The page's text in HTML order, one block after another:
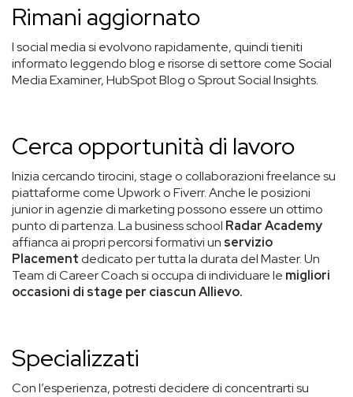
Rimani aggiornato
I social media si evolvono rapidamente, quindi tieniti
informato leggendo blog e risorse di settore come Social
Media Examiner, HubSpot Blog o Sprout Social Insights.
Cerca opportunità di lavoro
Inizia cercando tirocini, stage o collaborazioni freelance su
piattaforme come Upwork o Fiverr. Anche le posizioni
junior in agenzie di marketing possono essere un ottimo
punto di partenza. La business school Radar Academy
affianca ai propri percorsi formativi un servizio
Placement dedicato per tutta la durata del Master. Un
Team di Career Coach si occupa diindividuare le migliori
occasioni di stage per ciascun Allievo.
Specializzati
Con l’esperienza, potresti decidere di concentrarti su